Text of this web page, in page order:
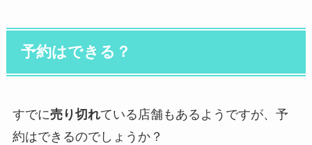
予約はできる？
すでに売り切れている店舗もあるようですが、予
約はできるのでしょうか？